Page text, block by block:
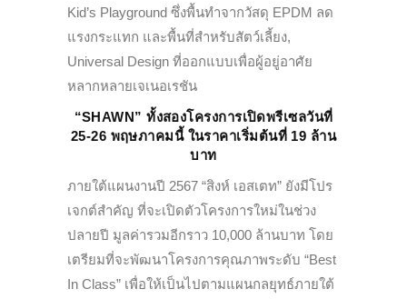
Kid’s Playground ซึ่งพื้นทำจากวัสดุ EPDM ลด
แรงกระแทก และพื้นที่สำหรับสัตว์เลี้ยง,
Universal Design ที่ออกแบบเพื่อผู้อยู่อาศัย
หลากหลายเจเนอเรชัน
“SHAWN” ทั้งสองโครงการเปิดพรีเซลวันที่
25-26 พฤษภาคมนี้ ในราคาเริ่มต้นที่ 19 ล้าน
บาท
ภายใต้แผนงานปี 2567 “สิงห์ เอสเตท” ยังมีโปร
เจกต์สำคัญ ที่จะเปิดตัวโครงการใหม่ในช่วง
ปลายปี มูลค่ารวมอีกราว 10,000 ล้านบาท โดย
เตรียมที่จะพัฒนาโครงการคุณภาพระดับ “Best
In Class” เพื่อให้เป็นไปตามแผนกลยุทธ์ภายใต้